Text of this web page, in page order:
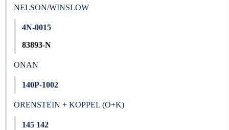
NELSON/WINSLOW
4N-0015
83893-N
ONAN
140P-1002
ORENSTEIN + KOPPEL (O+K)
145 142